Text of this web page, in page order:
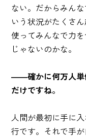
ない。だからみん
いう状況がたくさ
使ってみんなで力
じゃないのかな。
――確かに何万人単
だけですね。
人間が最初に手に
行です。それで手